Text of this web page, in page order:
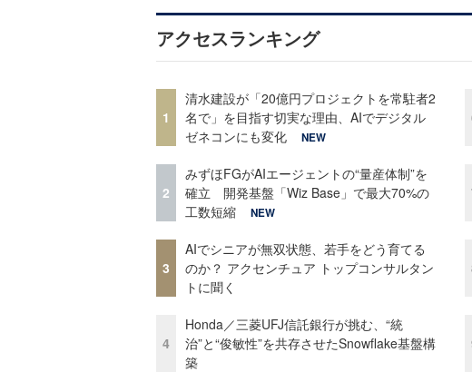
アクセスランキング
1
清水建設が「20億円プロジェクトを常駐者2
名で」を目指す切実な理由、AIでデジタル
ゼネコンにも変化
NEW
2
みずほFGがAIエージェントの“量産体制”を
確立 開発基盤「Wiz Base」で最大70%の
工数短縮
NEW
3
AIでシニアが無双状態、若手をどう育てる
のか？ アクセンチュア トップコンサルタン
トに聞く
4
Honda／三菱UFJ信託銀行が挑む、“統
治”と“俊敏性”を共存させたSnowflake基盤構
築